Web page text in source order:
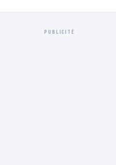
PUBLICITÉ